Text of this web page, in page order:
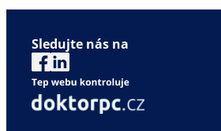
Sledujte nás na